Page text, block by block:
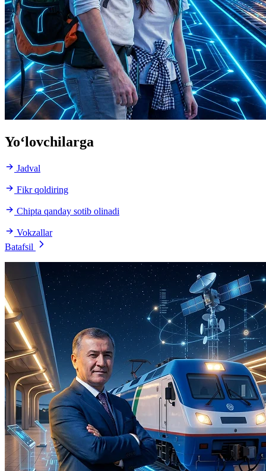
Yo‘lovchilarga
Jadval
Fikr qoldiring
Chipta qanday sotib olinadi
Vokzallar
Batafsil